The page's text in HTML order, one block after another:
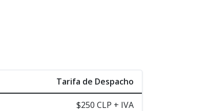
Tarifa de Despacho
$250 CLP + IVA